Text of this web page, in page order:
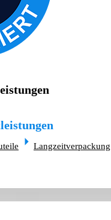
Langzeitverpackung